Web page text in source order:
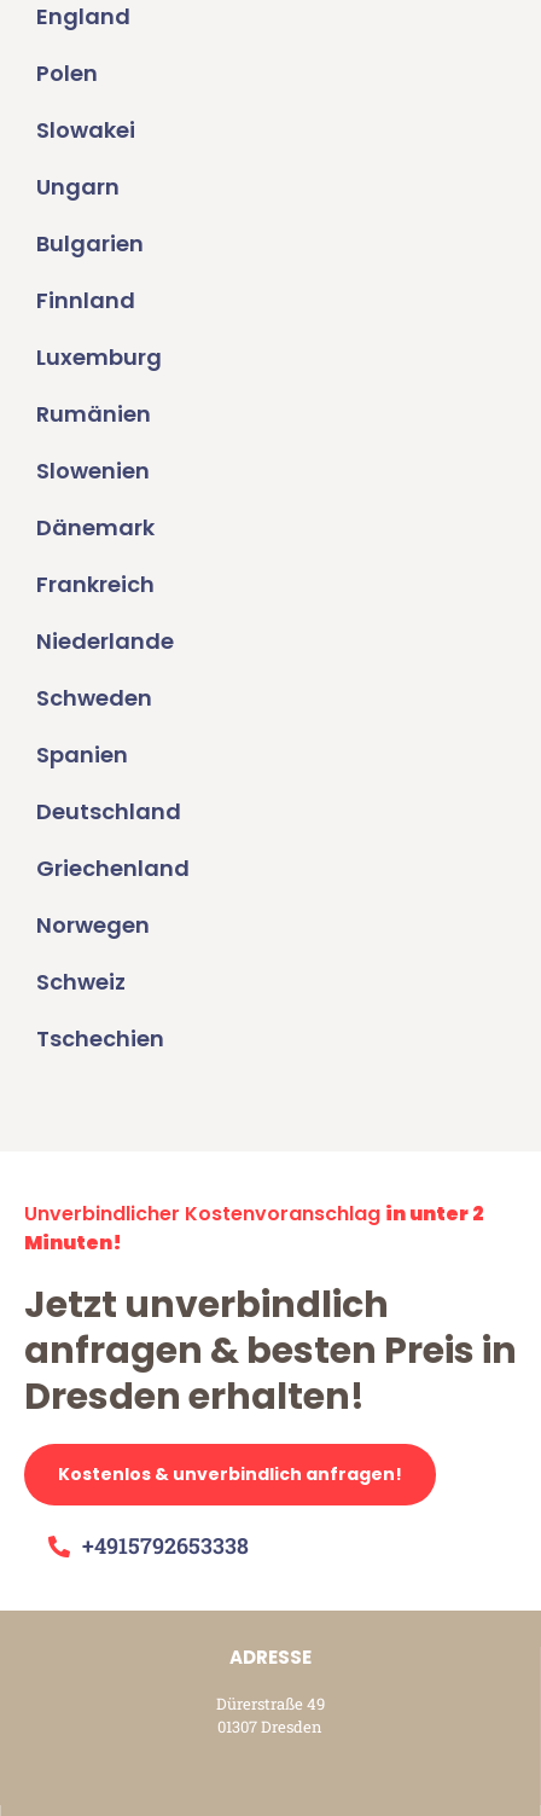
England
Polen
Slowakei
Ungarn
Bulgarien
Finnland
Luxemburg
Rumänien
Slowenien
Dänemark
Frankreich
Niederlande
Schweden
Spanien
Deutschland
Griechenland
Norwegen
Schweiz
Tschechien
Unverbindlicher Kostenvoranschlag in unter 2
Minuten!
Jetzt unverbindlich
anfragen & besten Preis in
Dresden erhalten!
Kostenlos & unverbindlich anfragen!
+4915792653338
ADRESSE
Dürerstraße 49
01307 Dresden